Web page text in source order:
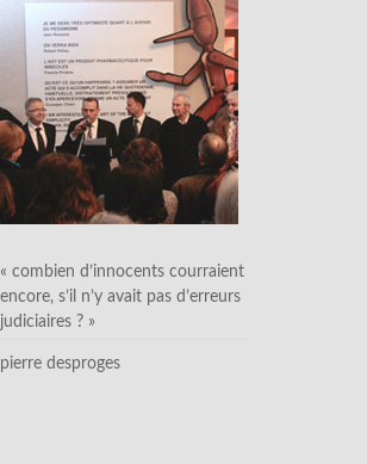
« combien d’innocents courraient
encore, s’il n’y avait pas d’erreurs
judiciaires ? »
pierre desproges